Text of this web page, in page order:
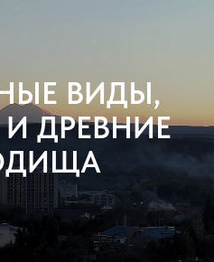
ВИДЫ,
ДРЕВНИЕ